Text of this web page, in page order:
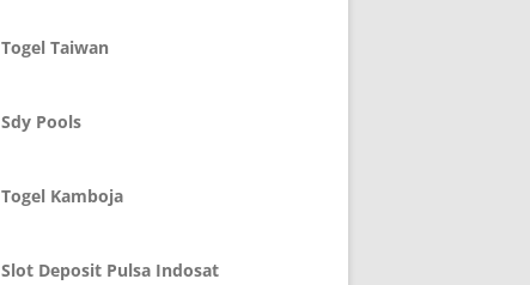
Togel Taiwan
Sdy Pools
Togel Kamboja
Slot Deposit Pulsa Indosat